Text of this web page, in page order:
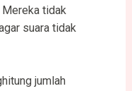
tidak
suara tidak
jumlah